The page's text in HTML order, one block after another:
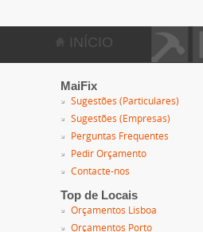
INÍCIO
MaiFix
Sugestões (Particulares)
Sugestões (Empresas)
Perguntas Frequentes
Pedir Orçamento
Contacte-nos
Top de Locais
Orçamentos Lisboa
Orçamentos Porto